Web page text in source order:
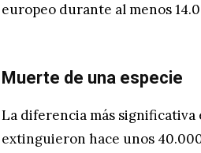
europeo durante al menos
Muerte de una especie
La diferencia más
extinguieron hace unos